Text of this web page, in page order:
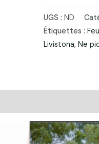
PALMIER
MOULIN
(Livistona
UGS : ND
Étiquettes :
Livistona, Ne